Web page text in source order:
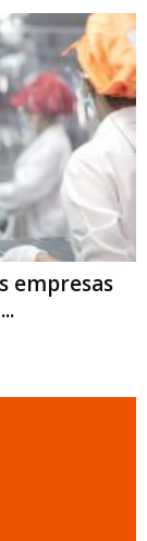
empresas